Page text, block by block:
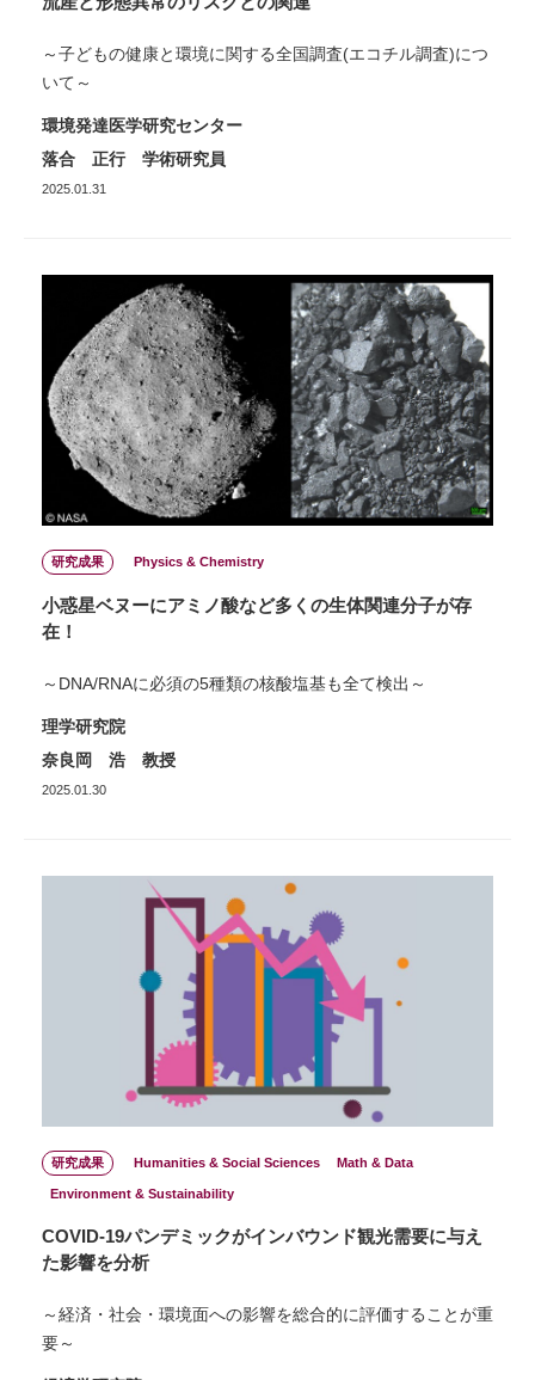
～子どもの健康と環境に関する全国調査(エコチル調査)につ
いて～
環境発達医学研究センター
落合 正行 学術研究員
2025.01.31
研究成果 Physics & Chemistry
小惑星ベヌーにアミノ酸など多くの生体関連分子が存
在！
～DNA/RNAに必須の5種類の核酸塩基も全て検出～
理学研究院
奈良岡 浩 教授
2025.01.30
研究成果 Humanities & Social Sciences Math & Data
Environment & Sustainability
COVID-19パンデミックがインバウンド観光需要に与え
た影響を分析
～経済・社会・環境面への影響を総合的に評価することが重
要～